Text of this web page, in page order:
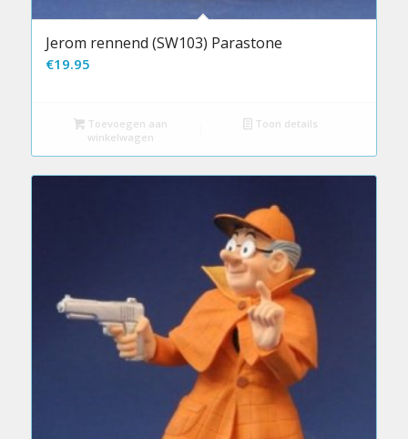
Jerom rennend (SW103) Parastone
€19.95
Toevoegen aan
winkelwagen
Toon details